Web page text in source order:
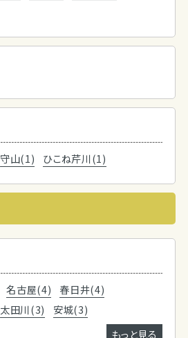
守山(1) ひこね芹川(1)
名古屋(4)
春日井(4)
太田川(3)
安城(3)
もっと見る